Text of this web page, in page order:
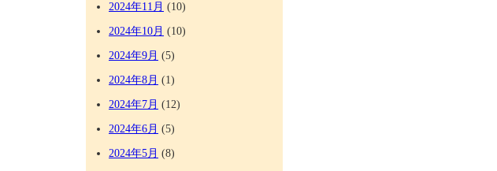
2024年11月 (10)
2024年10月 (10)
2024年9月 (5)
2024年8月 (1)
2024年7月 (12)
2024年6月 (5)
2024年5月 (8)